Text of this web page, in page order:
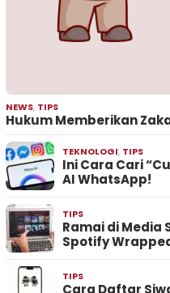
NEWS, TIPS
Hukum Memberikan
TEKNOLOGI, TIPS
Ini Cara Cari
AI WhatsApp!
TIPS
Ramai di Media
Spotify
TIPS
Cara Daftar